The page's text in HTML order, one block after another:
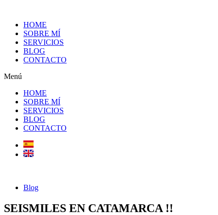
contenidoHOME
SOBRE MÍ
SERVICIOS
BLOG
CONTACTO
Menú
HOME
SOBRE MÍ
SERVICIOS
BLOG
CONTACTO
Blog
SEISMILES EN CATAMARCA !!